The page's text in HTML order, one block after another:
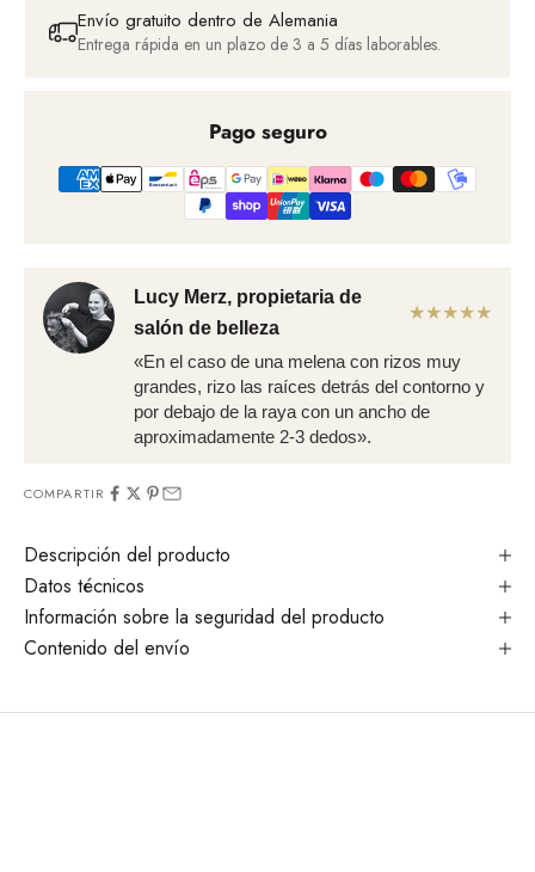
Envío gratuito dentro de Alemania
Entrega rápida en un plazo de 3 a 5 días laborables.
Pago seguro
Lucy Merz, propietaria de
salón de belleza
★★★★★
«En el caso de una melena con rizos muy
grandes, rizo las raíces detrás del contorno y
por debajo de la raya con un ancho de
aproximadamente 2-3 dedos».
COMPARTIR
Descripción del producto
Datos técnicos
Información sobre la seguridad del producto
Contenido del envío